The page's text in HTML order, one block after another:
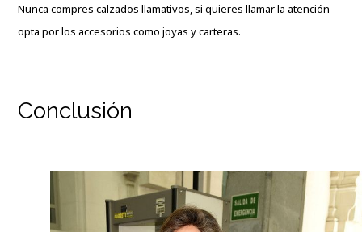
Nunca compres calzados llamativos, si quieres llamar la atención
opta por los accesorios como joyas y carteras.
Conclusión